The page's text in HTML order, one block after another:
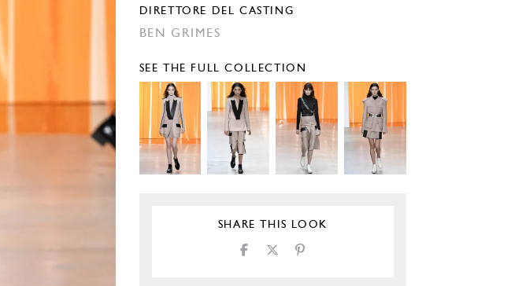
DIRETTORE DEL CASTING
BEN GRIMES
SEE THE FULL COLLECTION
SHARE THIS LOOK